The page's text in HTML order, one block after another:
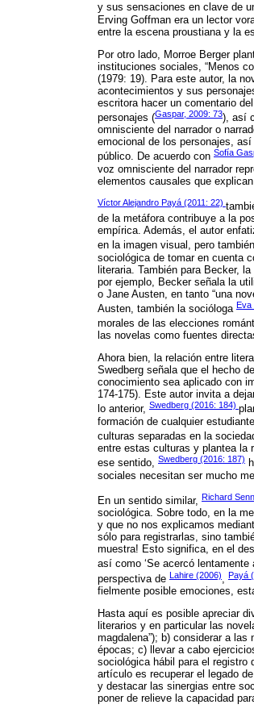
y sus sensaciones en clave de
Erving Goffman era un lector
entre la escena proustiana y la
Por otro lado, Morroe Berger
instituciones sociales, “Menos
(1979: 19). Para este autor, la
acontecimientos y sus
escritora hacer un comentario
personajes (Gaspar, 2009: 73), así
omnisciente del narrador o
emocional de los personajes,
público. De acuerdo con Sofía
voz omnisciente del narrador
elementos causales que
Víctor Alejandro Payá (2011: 22)
de la metáfora contribuye a la
empírica. Además, el autor
en la imagen visual, pero
sociológica de tomar en cuenta
literaria. También para Becker,
por ejemplo, Becker señala la
o Jane Austen, en tanto “una
Austen, también la socióloga Eva
morales de las elecciones
las novelas como fuentes
Ahora bien, la relación entre
Swedberg señala que el hecho
conocimiento sea aplicado con
174-175). Este autor invita a
lo anterior, Swedberg (2016: 184)
formación de cualquier
culturas separadas en la
entre estas culturas y plantea la
ese sentido, Swedberg (2016: 187)
sociales necesitan ser mucho
En un sentido similar, Richard
sociológica. Sobre todo, en la
y que no nos explicamos
sólo para registrarlas, sino
muestra! Esto significa, en el
así como ‘Se acercó lentamente
perspectiva de Lahire (2006), Payá
fielmente posible emociones,
Hasta aquí es posible apreciar
literarios y en particular las
magdalena”); b) considerar a
épocas; c) llevar a cabo
sociológica hábil para el registro
artículo es recuperar el legado
y destacar las sinergias entre
poner de relieve la capacidad